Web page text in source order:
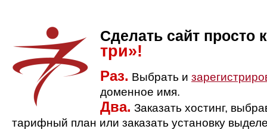
Сделать сайт просто
три»!
Раз. Выбрать и
доменное имя.
Два. Заказать хостинг,
тарифный план или заказать установку